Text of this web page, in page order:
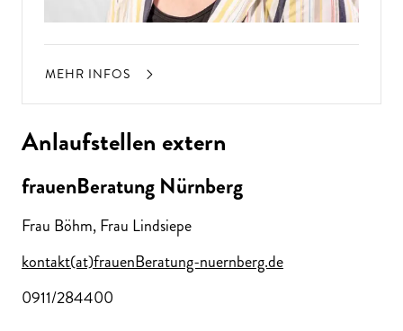
MEHR INFOS
Anlaufstellen extern
frauenBeratung Nürnberg
Frau Böhm, Frau Lindsiepe
kontakt(at)frauenBeratung-nuernberg.de
0911/284400